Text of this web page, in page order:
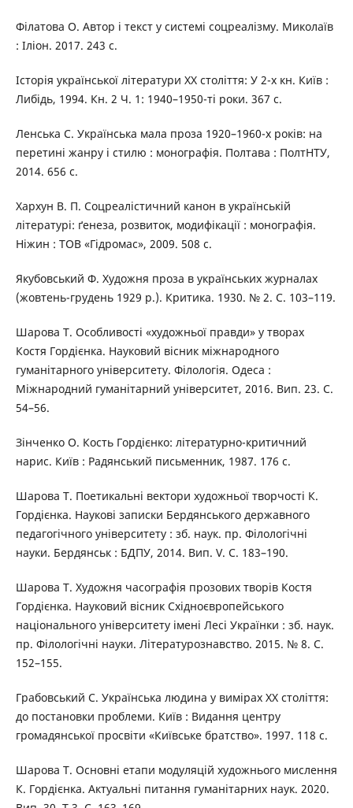
Філатова О. Автор і текст у системі соцреалізму. Миколаїв
: Іліон. 2017. 243 с.
Історія української літератури ХХ століття: У 2-х кн. Київ :
Либідь, 1994. Кн. 2 Ч. 1: 1940–1950-ті роки. 367 с.
Ленська С. Українська мала проза 1920–1960-х років: на
перетині жанру і стилю : монографія. Полтава : ПолтНТУ,
2014. 656 с.
Хархун В. П. Соцреалістичний канон в українській
літературі: ґенеза, розвиток, модифікації : монографія.
Ніжин : ТОВ «Гідромас», 2009. 508 с.
Якубовський Ф. Художня проза в українських журналах
(жовтень-грудень 1929 р.). Критика. 1930. № 2. С. 103–119.
Шарова Т. Особливості «художньої правди» у творах
Костя Гордієнка. Науковий вісник міжнародного
гуманітарного університету. Філологія. Одеса :
Міжнародний гуманітарний університет, 2016. Вип. 23. С.
54–56.
Зінченко О. Кость Гордієнко: літературно-критичний
нарис. Київ : Радянський письменник, 1987. 176 с.
Шарова Т. Поетикальні вектори художньої творчості К.
Гордієнка. Наукові записки Бердянського державного
педагогічного університету : зб. наук. пр. Фiлологiчнi
науки. Бердянськ : БДПУ, 2014. Вип. V. С. 183–190.
Шарова Т. Художня часографія прозових творів Костя
Гордієнка. Науковий вісник Східноєвропейського
національного університету імені Лесі Українки : зб. наук.
пр. Філологічні науки. Літературознавство. 2015. № 8. С.
152–155.
Грабовський С. Українська людина у вимірах ХХ століття:
до постановки проблеми. Київ : Видання центру
громадянської просвіти «Київське братство». 1997. 118 с.
Шарова Т. Основні етапи модуляцій художнього мислення
К. Гордієнка. Актуальні питання гуманітарних наук. 2020.